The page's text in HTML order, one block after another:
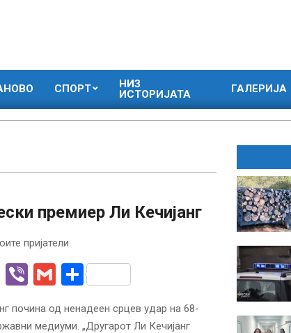
СПОРТ
НИЗ
ИСТОРИЈАТА
ГАЛЕРИЈА
премиер Ли Кечијанг
пријатели
Telegram
ViberGmailShare
почина од ненадеен срцев удар на 68-
медиуми. „Другарот Ли Кечијанг